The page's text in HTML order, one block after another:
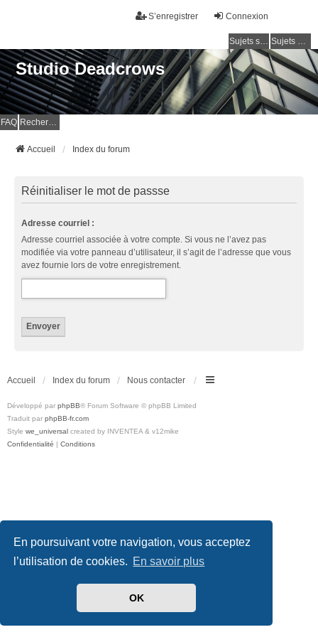
En poursuivant votre navigation, vous acceptez
l’utilisation de cookies. En savoir plus
OK
Connexion
S’enregistrer
Sujets sans réponse Sujets actifs
Studio Deadcrows
FAQ Rechercher
Accueil Index du forum
Réinitialiser le mot de passse
Adresse courriel :
Adresse courriel associée à votre compte. Si vous ne l’avez pas
modifiée via votre panneau d’utilisateur, il s’agit de l’adresse que vous
avez fournie lors de votre enregistrement.
Accueil Index du forum Nous contacter
Développé par phpBB® Forum Software © phpBB Limited
Traduit par phpBB-fr.com
Style we_universal created by INVENTEA & v12mike
Confidentialité | Conditions